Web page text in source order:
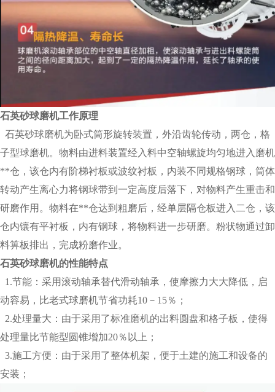
石英砂球磨机工作原理
石英砂球磨机为卧式筒形旋转装置，外沿齿轮传动，两仓，格
子型球磨机。物料由进料装置经入料中空轴螺旋均匀地进入磨机
**仓，该仓内有阶梯衬板或波纹衬板，内装不同规格钢球，筒体
转动产生离心力将钢球带到一定高度后落下，对物料产生重击和
研磨作用。物料在**仓达到粗磨后，经单层隔仓板进入二仓，该
仓内镶有平衬板，内有钢球，将物料进一步研磨。粉状物通过卸
料箅板排出，完成粉磨作业。
石英砂球磨机的性能特点
1.节能：采用滚动轴承替代滑动轴承，使摩擦力大大降低，启
动容易，比老式球磨机节省功耗10－15％；
2.处理量大：由于采用了标准磨机的出料圆盘和格子板，使得
处理量比节能型圆锥增加20％以上；
3.施工方便：由于采用了整体机架，便于土建的施工和设备的
安装；